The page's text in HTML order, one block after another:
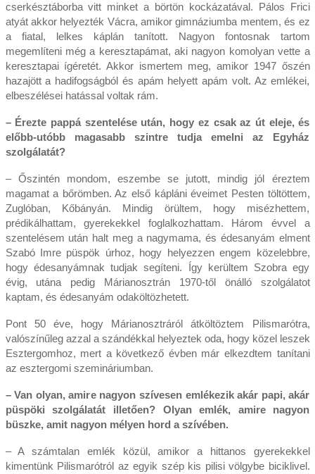
cserkésztáborba vitt minket a börtön kockázatával. Pálos Frici
atyát akkor helyezték Vácra, amikor gimnáziumba mentem, és ez
a fiatal, lelkes káplán tanított. Nagyon fontosnak tartom
megemlíteni még a keresztapámat, aki nagyon komolyan vette a
keresztapai ígéretét. Akkor ismertem meg, amikor 1947 őszén
hazajött a hadifogságból és apám helyett apám volt. Az emlékei,
elbeszélései hatással voltak rám.
– Érezte pappá szentelése után, hogy ez csak az út eleje, és
előbb-utóbb magasabb szintre tudja emelni az Egyház
szolgálatát?
– Őszintén mondom, eszembe se jutott, mindig jól éreztem
magamat a bőrömben. Az első kápláni éveimet Pesten töltöttem,
Zuglóban, Kőbányán. Mindig örültem, hogy misézhettem,
prédikálhattam, gyerekekkel foglalkozhattam. Három évvel a
szentelésem után halt meg a nagymama, és édesanyám elment
Szabó Imre püspök úrhoz, hogy helyezzen engem közelebbre,
hogy édesanyámnak tudjak segíteni. Így kerültem Szobra egy
évig, utána pedig Márianosztrán 1970-től önálló szolgálatot
kaptam, és édesanyám odaköltözhetett.
Pont 50 éve, hogy Márianosztráról átköltöztem Pilismarótra,
valószínűleg azzal a szándékkal helyeztek oda, hogy közel leszek
Esztergomhoz, mert a következő évben már elkezdtem tanítani
az esztergomi szemináriumban.
– Van olyan, amire nagyon szívesen emlékezik akár papi, akár
püspöki szolgálatát illetően? Olyan emlék, amire nagyon
büszke, amit nagyon mélyen hord a szívében.
– A számtalan emlék közül, amikor a hittanos gyerekekkel
kimentünk Pilismarótról az egyik szép kis pilisi völgybe biciklivel.